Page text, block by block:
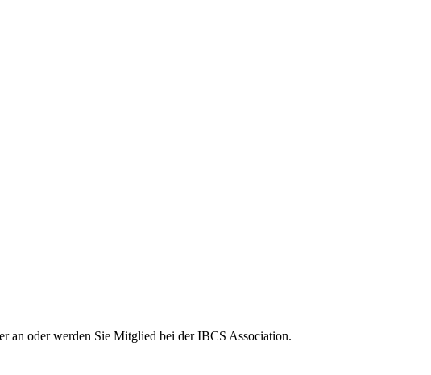
an oder werden Sie Mitglied bei der IBCS Association.